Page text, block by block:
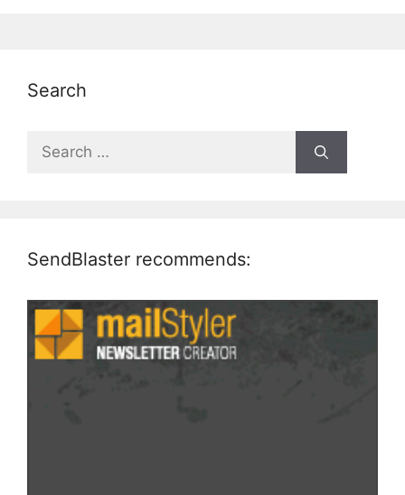
Search
Search
SendBlaster recommends: